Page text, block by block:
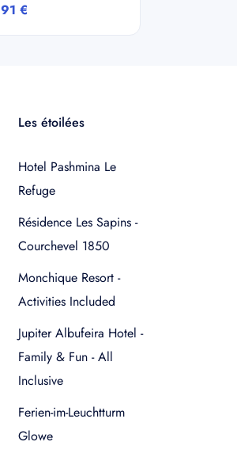
91 €
Les étoilées
Hotel Pashmina Le
Refuge
Résidence Les Sapins -
Courchevel 1850
Monchique Resort -
Activities Included
Jupiter Albufeira Hotel -
Family & Fun - All
Inclusive
Ferien-im-Leuchtturm
Glowe